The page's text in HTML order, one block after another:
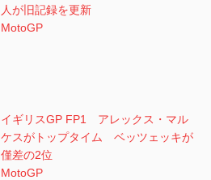
人が旧記録を更新
MotoGP
イギリスGP FP1 アレックス・マル
ケスがトップタイム ベッツェッキが
僅差の2位
MotoGP